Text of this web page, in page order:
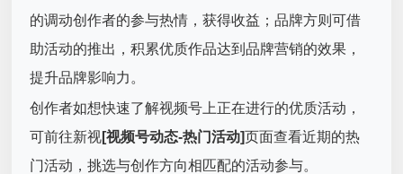
的调动创作者的参与热情，获得收益；品牌方则可借
助活动的推出，积累优质作品达到品牌营销的效果，
提升品牌影响力。
创作者如想快速了解视频号上正在进行的优质活动，
可前往新视[视频号动态-热门活动]页面查看近期的热
门活动，挑选与创作方向相匹配的活动参与。